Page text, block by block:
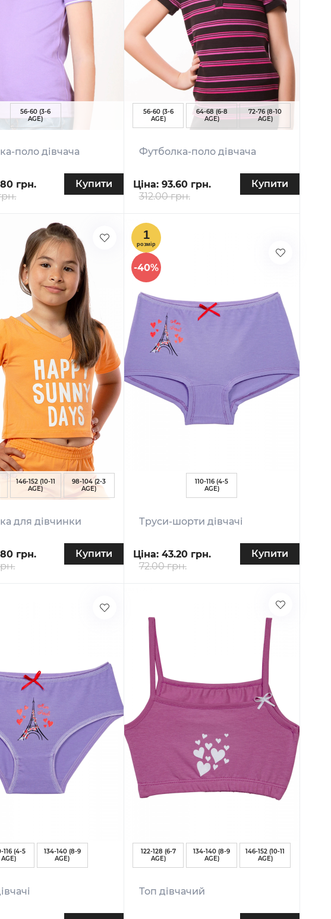
56-60 (3-6
AGE)
поло дівчача
грн.
Купити
56-60 (3-6
AGE)
64-68 (6-8
AGE)
72-76 (8-10
AGE)
Футболка-поло дівчача
Ціна: 93.60 грн.
312.00 грн.
Купити
146-152 (10-11
AGE)
98-104 (2-3
AGE)
для дівчинки
грн.
Купити
-40%
110-116 (4-5
AGE)
Труси-шорти дівчачі
Ціна: 43.20 грн.
72.00 грн.
Купити
116 (4-5
AGE)
134-140 (8-9
AGE)
122-128 (6-7
AGE)
134-140 (8-9
AGE)
146-152 (10-11
AGE)
Топ дівчачий